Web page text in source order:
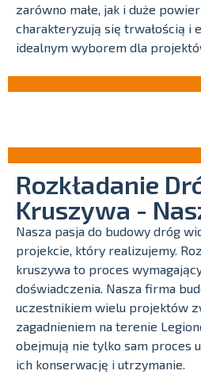
zarówno małe, jak i duże
charakteryzują się trwałością i
idealnym wyborem dla
Rozkładanie
Kruszywa -
Nasza pasja do budowy dróg
projekcie, który realizujemy.
kruszywa to proces
doświadczenia. Nasza firma
uczestnikiem wielu projektów
zagadnieniem na terenie
obejmują nie tylko sam proces
ich konserwację i utrzymanie.